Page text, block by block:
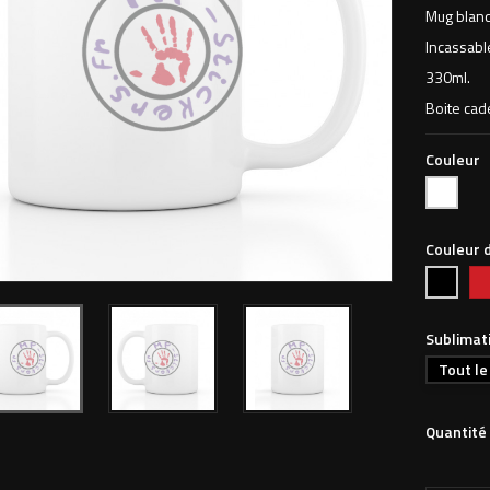
Mug
330ml.
Boite
Couleur
Couleur
vif
Tout
Quantité